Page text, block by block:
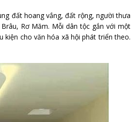
đất hoang vắng, đất rộng, người thưa
Rơ Măm. Mỗi dân tộc gắn với một
kiện cho văn hóa xã hội phát triển theo.